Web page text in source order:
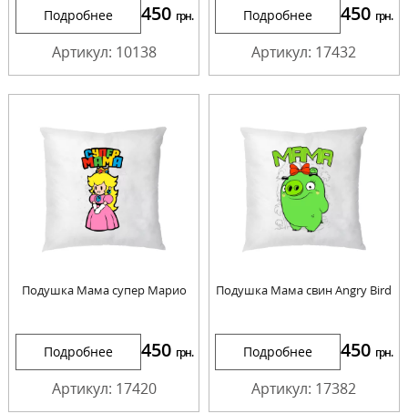
Подробнее 450 грн.
Артикул: 10138
Подробнее 450 грн.
Артикул: 17432
Подушка Мама супер Марио
Подробнее 450 грн.
Артикул: 17420
Подушка Мама свин Angry Bird
Подробнее 450 грн.
Артикул: 17382